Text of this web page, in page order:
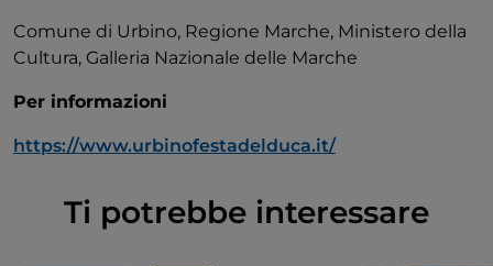
Comune di Urbino, Regione Marche, Ministero della
Cultura, Galleria Nazionale delle Marche
Per informazioni
https://www.urbinofestadelduca.it/
Ti potrebbe interessare